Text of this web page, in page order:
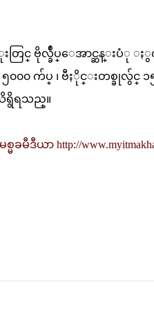
ရံုးတြင္ ဗိုလ္ခ်ဳပ္ေအာင္ဆန္း
၅၀၀၀ က်ပ္ ၊ ဗီႏိုင္းတစ္ခုလွ်င္
ရွိရသည္။
ခမီဒီယာ http://